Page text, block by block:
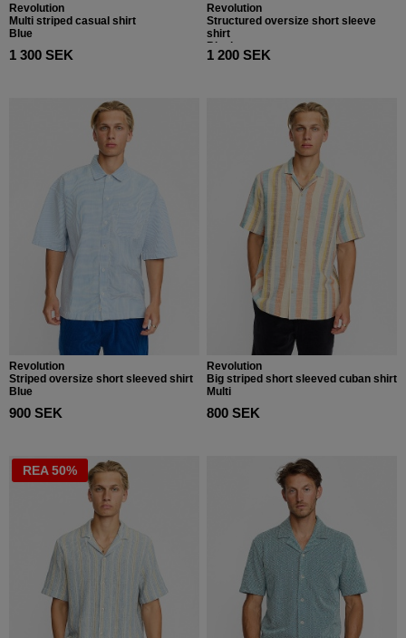
Revolution
Multi striped casual shirt
Blue
1 300 SEK
Revolution
Structured oversize short sleeve
shirt
Black
1 200 SEK
Revolution
Striped oversize short sleeved shirt
Blue
900 SEK
Revolution
Big striped short sleeved cuban shirt
Multi
800 SEK
REA 50%